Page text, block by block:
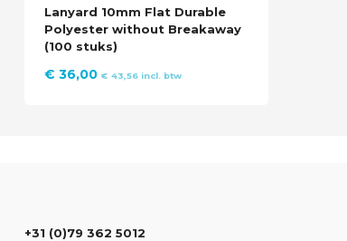
Lanyard 10mm Flat Durable
Polyester without Breakaway
(100 stuks)
€ 36,00 € 43,56 incl. btw
+31 (0)79 362 5012